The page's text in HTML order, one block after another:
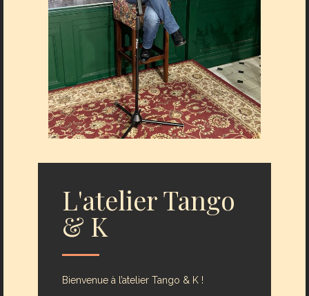
L'atelier Tango
& K
Bienvenue à l’atelier Tango & K !